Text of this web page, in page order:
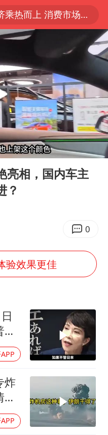
夏日经济乘热而上 消费市场向新而行
于东来回应胖东来近25年老店年底关闭
棘2026》阵容官宣
独闯南太行的失联女生最后轨迹已确认
上或致京津冀暴雨
国足U17与阿森纳决赛取消 并列冠军
构建更高水平的全民健身公共服务体系
礼线上邀请引热议
》 冲奖
与周星驰合照
子胃中取出180颗铁钉
为何有时感觉不准
总书记点赞的非遗苗绣焕发新生机
亮相，国内车主
？
0
验效果更佳
炸
峡